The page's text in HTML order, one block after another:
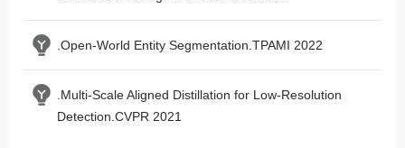
.Open-World Entity Segmentation.TPAMI 2022
.Multi-Scale Aligned Distillation for Low-Resolution
Detection.CVPR 2021